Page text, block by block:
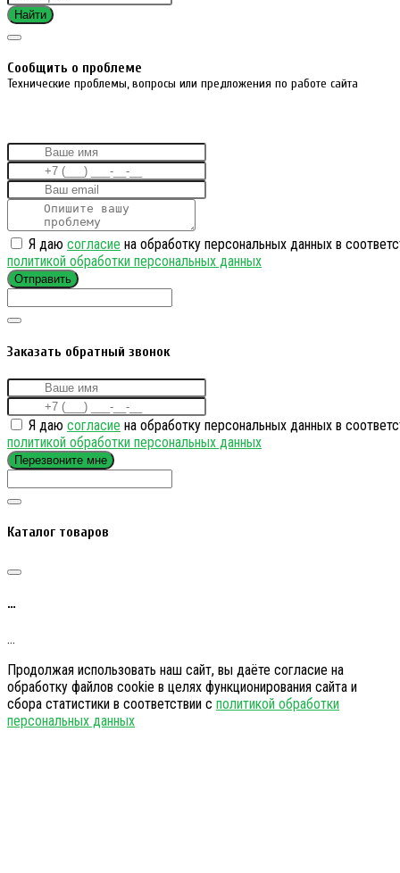
Найти
Cообщить о проблеме
Технические проблемы, вопросы или предложения по работе сайта
Я даю согласие на обработку персональных данных в
политикой обработки персональных данных
Отправить
Заказать обратный звонок
Я даю согласие на обработку персональных данных в
политикой обработки персональных данных
Перезвоните мне
Каталог товаров
…
…
Продолжая использовать наш сайт, вы даёте согласие на
обработку файлов cookie в целях функционирования сайта и
сбора статистики в соответствии с политикой обработки
персональных данных